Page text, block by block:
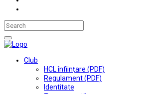
Club
HCL înființare (PDF)
Regulament (PDF)
Identitate